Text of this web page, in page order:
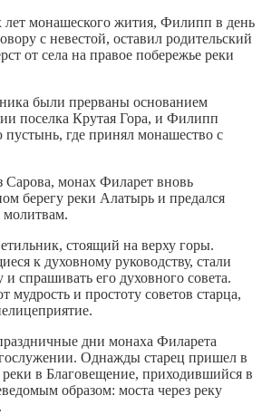
лет монашеского жития, Филипп в день
с невестой, оставил родительский
от села на правое побережье реки
были прерваны основанием
поселка Крутая Гора, и Филипп
пустынь, где принял монашество с
Сарова, монах Филарет вновь
берегу реки Алатырь и предался
стоящий на верху горы.
к духовному руководству, стали
спрашивать его духовного совета.
и простоту советов старца,
дни монаха Филарета
Однажды старец пришел в
реки в Благовещение, приходившийся в
образом: моста через реку